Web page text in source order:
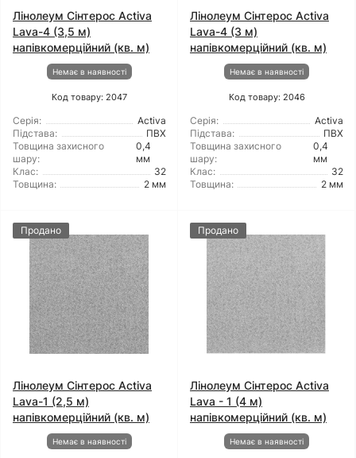
Лінолеум Сінтерос Activa
Lava-4 (3,5 м)
напівкомерційний (кв. м)
Немає в наявності
Код товару: 2047
Серія:
Activa
Підстава:
ПВХ
Товщина захисного
шару:
0,4
мм
Клас:
32
Товщина:
2 мм
Лінолеум Сінтерос Activa
Lava-4 (3 м)
напівкомерційний (кв. м)
Немає в наявності
Код товару: 2046
Серія:
Activa
Підстава:
ПВХ
Товщина захисного
шару:
0,4
мм
Клас:
32
Товщина:
2 мм
Продано
Лінолеум Сінтерос Activa
Lava-1 (2,5 м)
напівкомерційний (кв. м)
Немає в наявності
Продано
Лінолеум Сінтерос Activa
Lava - 1 (4 м)
напівкомерційний (кв. м)
Немає в наявності